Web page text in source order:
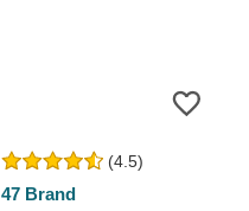
(4.5)
47 Brand